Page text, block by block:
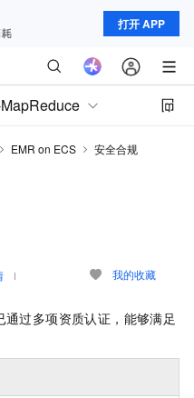
打开 APP
EMR on ECS
安全合规
我的收藏
通过多项资质认证，能够满足